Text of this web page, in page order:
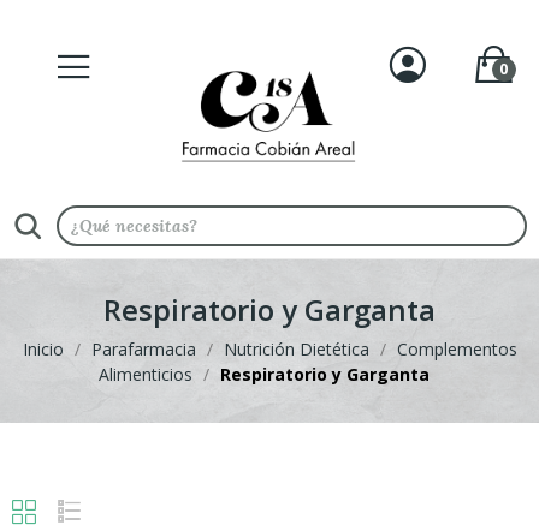
0
Respiratorio y Garganta
Inicio Parafarmacia Nutrición Dietética
Complementos
Alimenticios
Respiratorio y Garganta